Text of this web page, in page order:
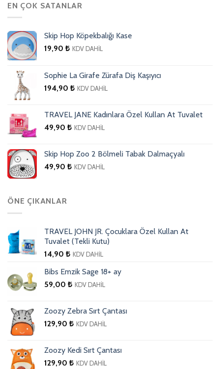
EN ÇOK SATANLAR
Skip Hop Köpekbalığı Kase
19,90 ₺ KDV DAHİL
Sophie La Girafe Zürafa Diş Kaşıyıcı
194,90 ₺ KDV DAHİL
TRAVEL JANE Kadınlara Özel Kullan At Tuvalet
49,90 ₺ KDV DAHİL
Skip Hop Zoo 2 Bölmeli Tabak Dalmaçyalı
49,90 ₺ KDV DAHİL
ÖNE ÇIKANLAR
TRAVEL JOHN JR. Çocuklara Özel Kullan At
Tuvalet (Tekli Kutu)
14,90 ₺ KDV DAHİL
Bibs Emzik Sage 18+ ay
59,00 ₺ KDV DAHİL
Zoozy Zebra Sırt Çantası
129,90 ₺ KDV DAHİL
Zoozy Kedi Sırt Çantası
129,90 ₺ KDV DAHİL